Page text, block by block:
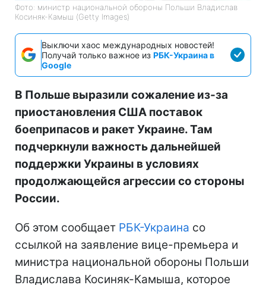
Фото: министр национальной обороны Польши Владислав
Косиняк-Камыш (Getty Images)
Выключи хаос международных новостей!
Получай только важное из РБК-Украина в
Google
В Польше выразили сожаление из-за
приостановления США поставок
боеприпасов и ракет Украине. Там
подчеркнули важность дальнейшей
поддержки Украины в условиях
продолжающейся агрессии со стороны
России.
Об этом сообщает РБК-Украина со
ссылкой на заявление вице-премьера и
министра национальной обороны Польши
Владислава Косиняк-Камыша, которое